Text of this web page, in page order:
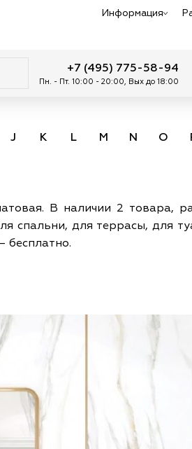
Информация
+7 (495) 775-58-94
Пн. - Пт. 10:00 - 20:00, Вых до 18:00
J K L M N O
В наличии 2 товара,
спальни, для террасы, для
бесплатно.